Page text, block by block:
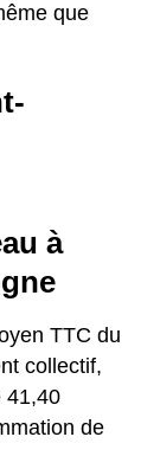
que
à
TTC du
collectif,
41,40
de